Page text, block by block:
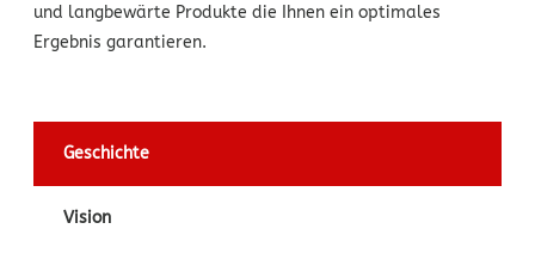
und langbewärte Produkte die Ihnen ein optimales
Ergebnis garantieren.
Geschichte
Vision